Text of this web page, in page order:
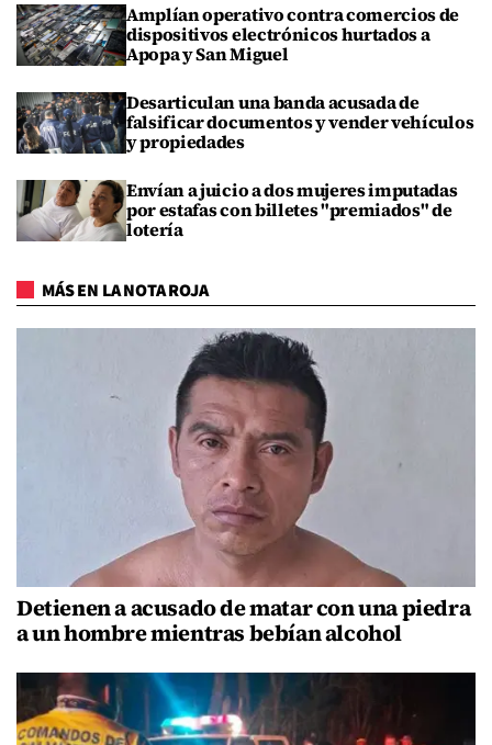
Amplían operativo contra comercios de
dispositivos electrónicos hurtados a
Apopa y San Miguel
Desarticulan una banda acusada de
falsificar documentos y vender vehículos
y propiedades
Envían a juicio a dos mujeres imputadas
por estafas con billetes "premiados" de
lotería
MÁS EN LA NOTA ROJA
Detienen a acusado de matar con una piedra
a un hombre mientras bebían alcohol